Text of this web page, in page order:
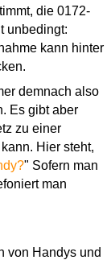
die 0172-
unbedingt:
kann hinter
demnach also
Es gibt aber
zu einer
Hier steht,
" Sofern man
man
von Handys und